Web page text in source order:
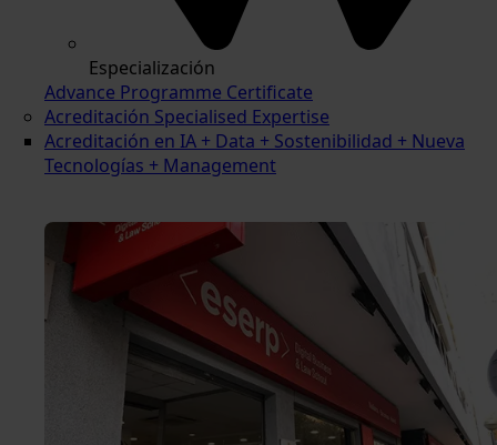
Especialización
Advance Programme Certificate
Acreditación Specialised Expertise
Acreditación en IA + Data + Sostenibilidad + Nueva
Tecnologías + Management